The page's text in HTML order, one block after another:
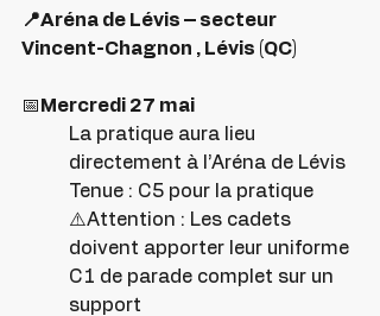
📍Aréna de Lévis – secteur
Vincent-Chagnon , Lévis (QC)
📅Mercredi 27 mai
La pratique aura lieu
directement à l’Aréna de Lévis
Tenue : C5 pour la pratique
⚠️Attention : Les cadets
doivent apporter leur uniforme
C1 de parade complet sur un
support